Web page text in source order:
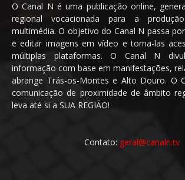
O Canal N é uma publicação online,
regional vocacionada para a
multimédia. O objetivo do Canal N passa
e editar imagens em vídeo e torna-las
múltiplas plataformas. O Canal N
informação com base em manifestações,
abrange Trás-os-Montes e Alto Douro. O
comunicação de proximidade de âmbito
leva até si a SUA REGIÃO!
Contato: geral@canaln.tv